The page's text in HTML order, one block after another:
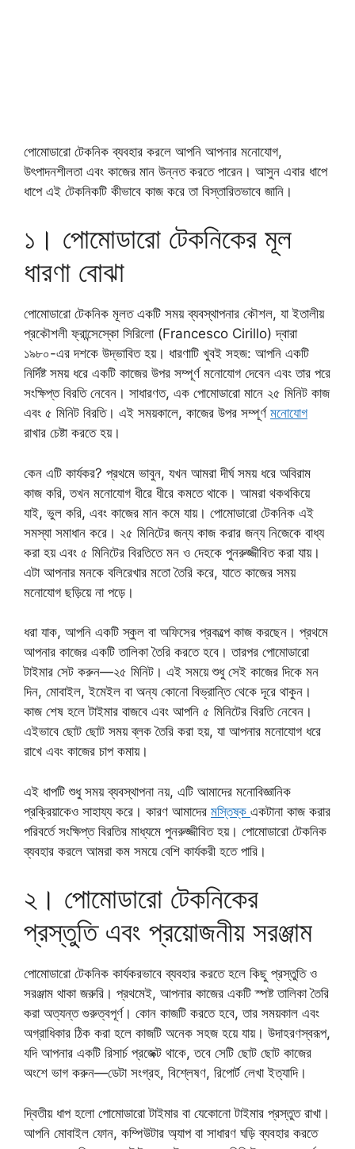
পোমোডারো টেকনিক ব্যবহার করলে আপনি আপনার মনোযোগ,
উৎপাদনশীলতা এবং কাজের মান উন্নত করতে পারেন। আসুন এবার ধাপে
ধাপে এই টেকনিকটি কীভাবে কাজ করে তা বিস্তারিতভাবে জানি।
১। পোমোডারো টেকনিকের মূল
ধারণা বোঝা
পোমোডারো টেকনিক মূলত একটি সময় ব্যবস্থাপনার কৌশল, যা ইতালীয়
প্রকৌশলী ফ্রান্সেস্কো সিরিলো (Francesco Cirillo) দ্বারা
১৯৮০-এর দশকে উদ্ভাবিত হয়। ধারণাটি খুবই সহজ: আপনি একটি
নির্দিষ্ট সময় ধরে একটি কাজের উপর সম্পূর্ণ মনোযোগ দেবেন এবং তার পরে
সংক্ষিপ্ত বিরতি নেবেন। সাধারণত, এক পোমোডারো মানে ২৫ মিনিট কাজ
এবং ৫ মিনিট বিরতি। এই সময়কালে, কাজের উপর সম্পূর্ণ মনোযোগ
রাখার চেষ্টা করতে হয়।
কেন এটি কার্যকর? প্রথমে ভাবুন, যখন আমরা দীর্ঘ সময় ধরে অবিরাম
কাজ করি, তখন মনোযোগ ধীরে ধীরে কমতে থাকে। আমরা থকথকিয়ে
যাই, ভুল করি, এবং কাজের মান কমে যায়। পোমোডারো টেকনিক এই
সমস্যা সমাধান করে। ২৫ মিনিটের জন্য কাজ করার জন্য নিজেকে বাধ্য
করা হয় এবং ৫ মিনিটের বিরতিতে মন ও দেহকে পুনরুজ্জীবিত করা যায়।
এটা আপনার মনকে বলিরেখার মতো তৈরি করে, যাতে কাজের সময়
মনোযোগ ছড়িয়ে না পড়ে।
ধরা যাক, আপনি একটি স্কুল বা অফিসের প্রকল্পে কাজ করছেন। প্রথমে
আপনার কাজের একটি তালিকা তৈরি করতে হবে। তারপর পোমোডারো
টাইমার সেট করুন—২৫ মিনিট। এই সময়ে শুধু সেই কাজের দিকে মন
দিন, মোবাইল, ইমেইল বা অন্য কোনো বিভ্রান্তি থেকে দূরে থাকুন।
কাজ শেষ হলে টাইমার বাজবে এবং আপনি ৫ মিনিটের বিরতি নেবেন।
এইভাবে ছোট ছোট সময় ব্লক তৈরি করা হয়, যা আপনার মনোযোগ ধরে
রাখে এবং কাজের চাপ কমায়।
এই ধাপটি শুধু সময় ব্যবস্থাপনা নয়, এটি আমাদের মনোবিজ্ঞানিক
প্রক্রিয়াকেও সাহায্য করে। কারণ আমাদের মস্তিষ্ক একটানা কাজ করার
পরিবর্তে সংক্ষিপ্ত বিরতির মাধ্যমে পুনরুজ্জীবিত হয়। পোমোডারো টেকনিক
ব্যবহার করলে আমরা কম সময়ে বেশি কার্যকরী হতে পারি।
২। পোমোডারো টেকনিকের
প্রস্তুতি এবং প্রয়োজনীয় সরঞ্জাম
পোমোডারো টেকনিক কার্যকরভাবে ব্যবহার করতে হলে কিছু প্রস্তুতি ও
সরঞ্জাম থাকা জরুরি। প্রথমেই, আপনার কাজের একটি স্পষ্ট তালিকা তৈরি
করা অত্যন্ত গুরুত্বপূর্ণ। কোন কাজটি করতে হবে, তার সময়কাল এবং
অগ্রাধিকার ঠিক করা হলে কাজটি অনেক সহজ হয়ে যায়। উদাহরণস্বরূপ,
যদি আপনার একটি রিসার্চ প্রজেক্ট থাকে, তবে সেটি ছোট ছোট কাজের
অংশে ভাগ করুন—ডেটা সংগ্রহ, বিশ্লেষণ, রিপোর্ট লেখা ইত্যাদি।
দ্বিতীয় ধাপ হলো পোমোডারো টাইমার বা যেকোনো টাইমার প্রস্তুত রাখা।
আপনি মোবাইল ফোন, কম্পিউটার অ্যাপ বা সাধারণ ঘড়ি ব্যবহার করতে